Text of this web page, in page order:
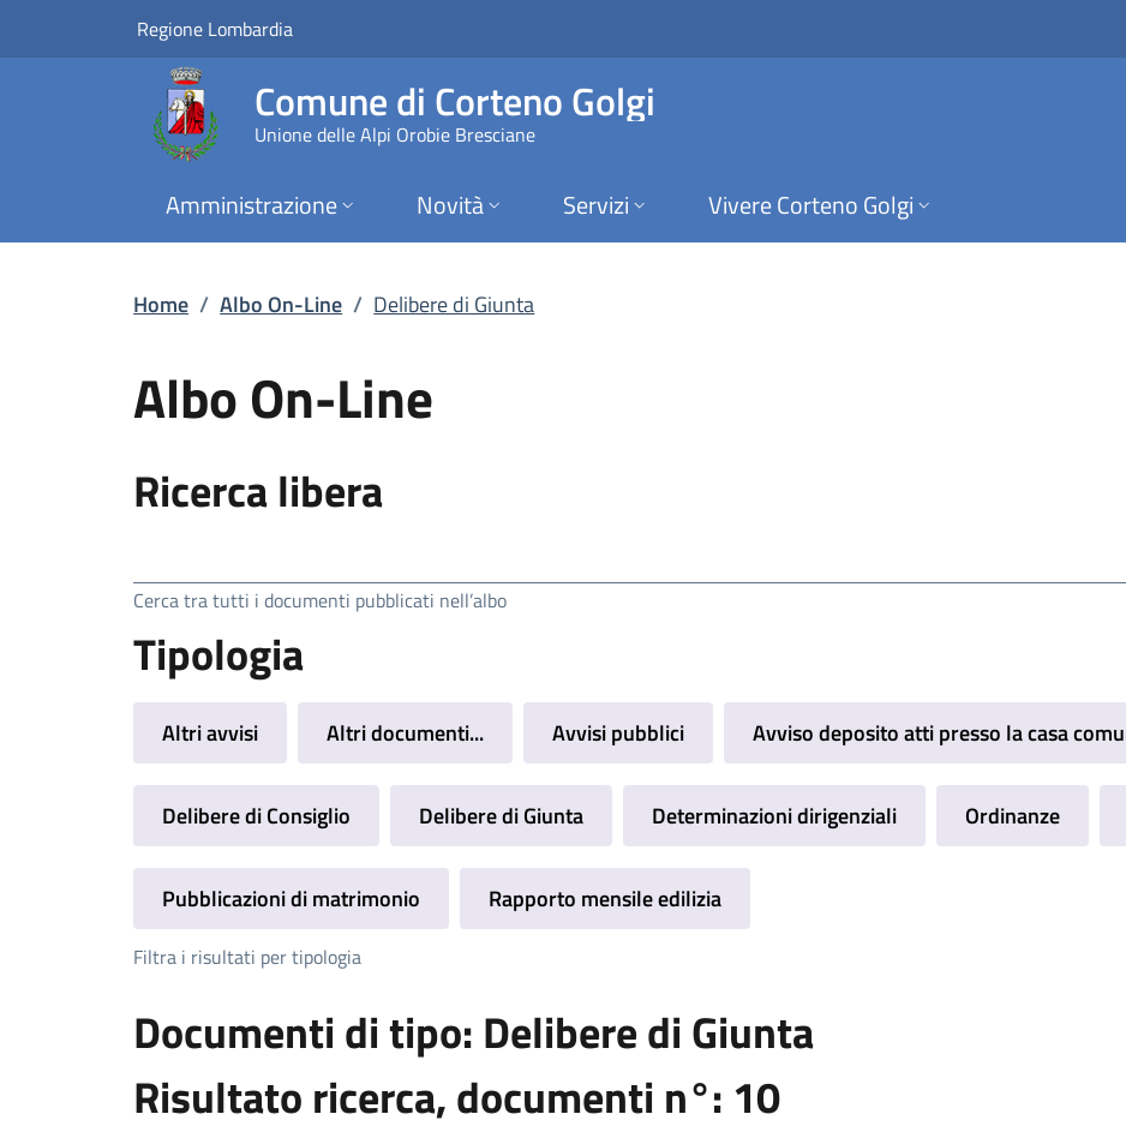
Vai al contenuto principale
Delibere di Giunta | Albo On-Line |
Regione Lombardia
Comune di Corteno Golgi
Unione delle Alpi Orobie Bresciane
Amministrazione Novità Servizi Vivere Corteno Golgi
Home / Albo On-Line / Delibere di Giunta
Albo On-Line
Ricerca libera
Cerca tra tutti i documenti pubblicati nell’albo
Tipologia
Altri avvisi Altri documenti... Avvisi pubblici Avviso deposito atti presso la casa
Delibere di Consiglio Delibere di Giunta Determinazioni dirigenziali Ordinanze
Pubblicazioni di matrimonio Rapporto mensile edilizia
Filtra i risultati per tipologia
Documenti di tipo: Delibere di Giunta
Risultato ricerca, documenti n°: 10